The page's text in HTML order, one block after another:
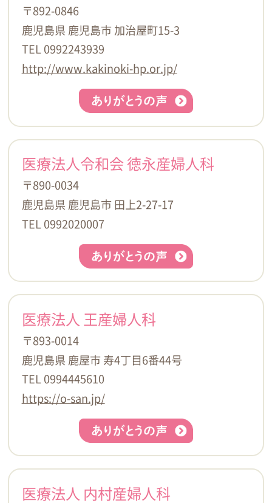
〒892-0846
鹿児島県 鹿児島市 加治屋町15-3
TEL 0992243939
http://www.kakinoki-hp.or.jp/
医療法人令和会 徳永産婦人科
〒890-0034
鹿児島県 鹿児島市 田上2-27-17
TEL 0992020007
医療法人 王産婦人科
〒893-0014
鹿児島県 鹿屋市 寿4丁目6番44号
TEL 0994445610
https://o-san.jp/
医療法人 内村産婦人科